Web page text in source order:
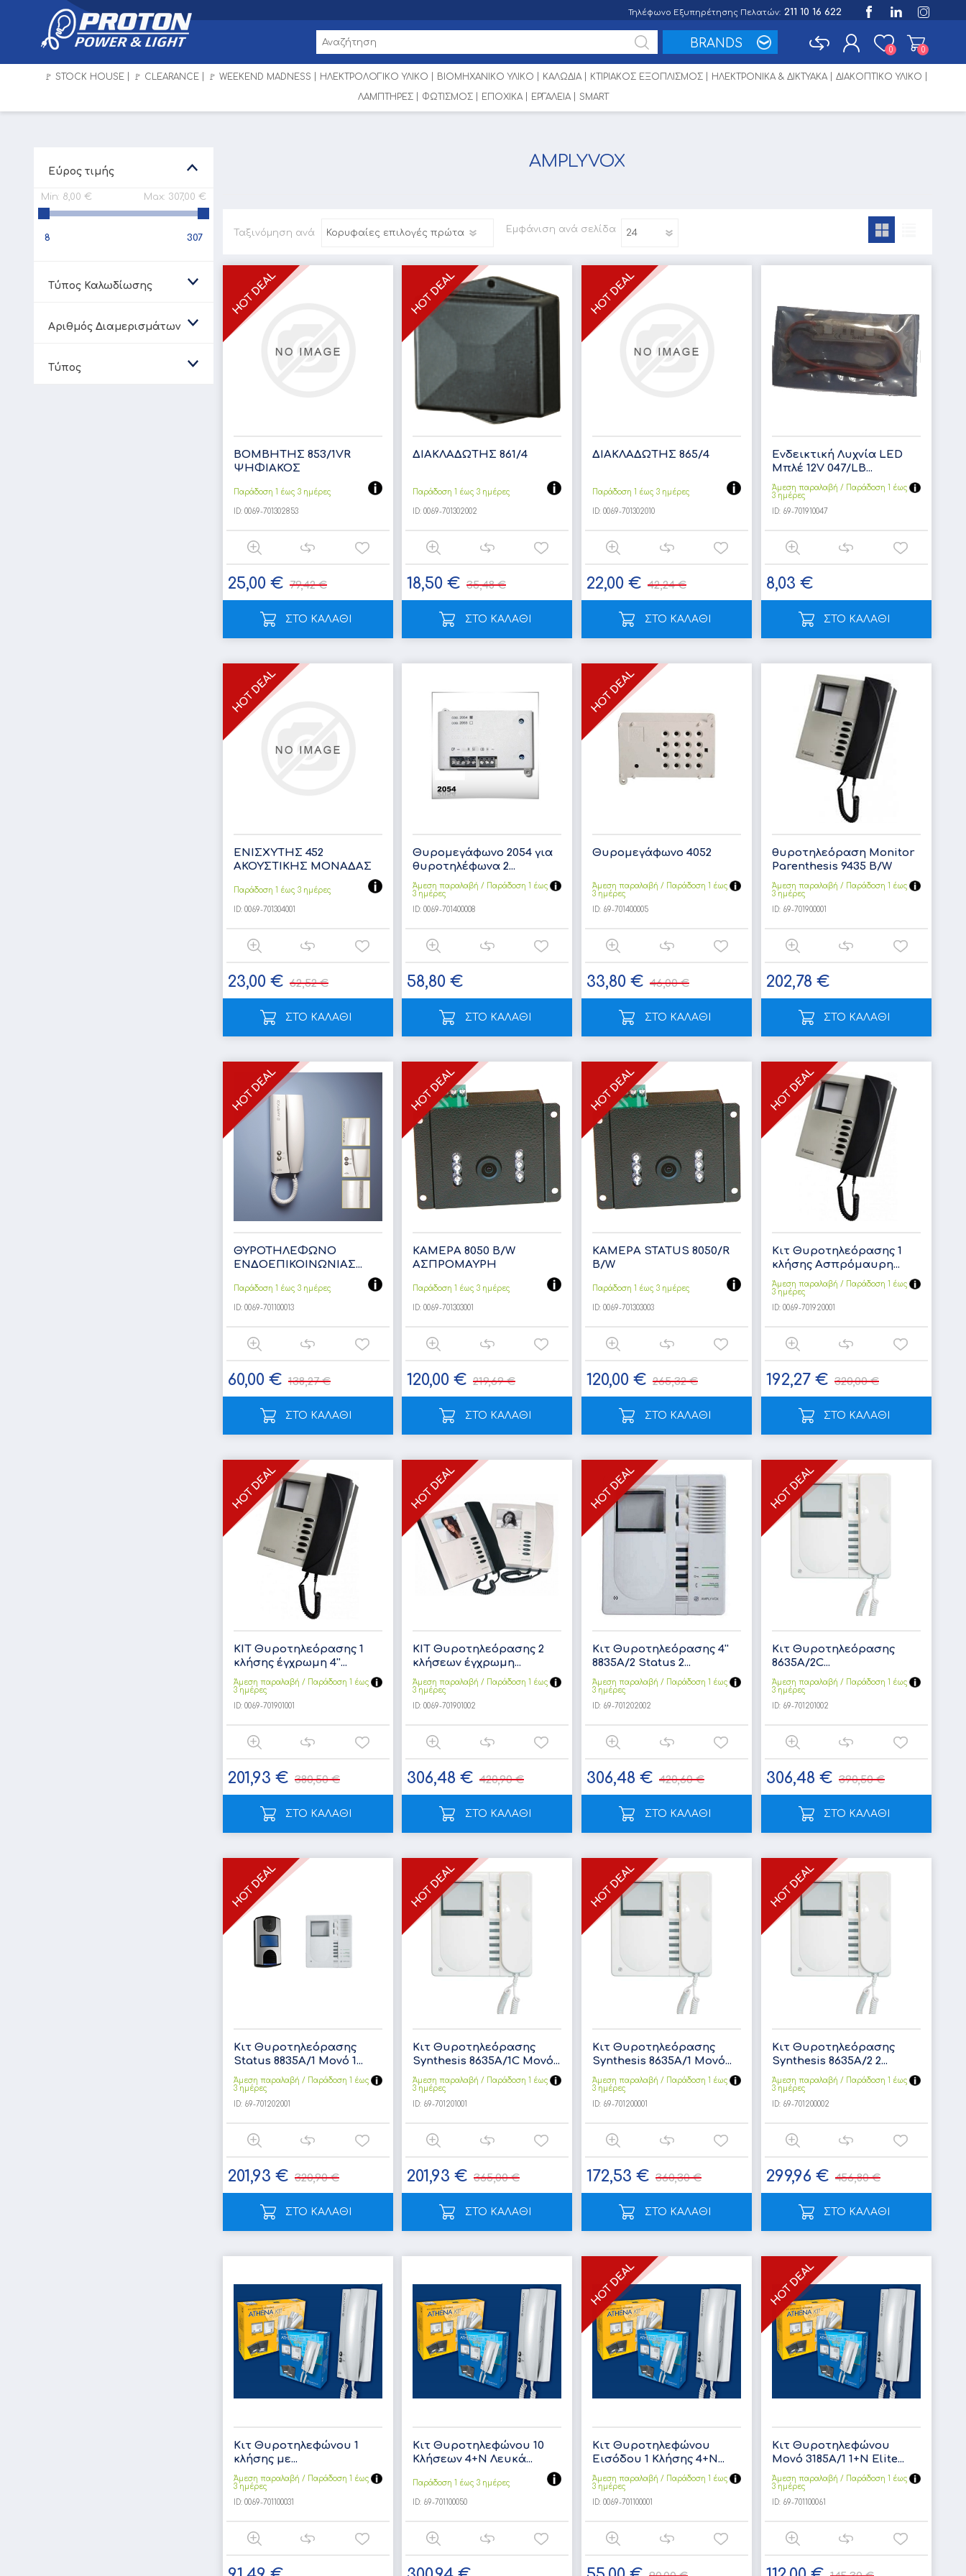
Τηλέφωνο Εξυπηρέτησης Πελατών: 211 10 16 622
BRANDS 0 0
🚩 STOCK HOUSE 🚩 CLEARANCE 🚩 WEEKEND MADNESS ΗΛΕΚΤΡΟΛΟΓΙΚΟ ΥΛΙΚΟ ΒΙΟΜΗΧΑΝΙΚΟ ΥΛΙΚΟ ΚΑΛΩΔΙΑ ΚΤΙΡΙΑΚΟΣ ΕΞΟΠΛΙΣΜΟΣ ΗΛΕΚΤΡΟΝΙΚΑ & ΔΙΚΤΥΑΚΑ
ΔΙΑΚΟΠΤΙΚΟ ΥΛΙΚΟ
ΛΑΜΠΤΗΡΕΣ
ΦΩΤΙΣΜΟΣ ΕΠΟΧΙΚΑ ΕΡΓΑΛΕΙΑ SMART
AMPLYVOX
Ταξινόμηση ανά Εμφάνιση ανά σελίδα
ΒΟΜΒΗΤΗΣ 853/1VR
ΨΗΦΙΑΚΟΣ
Παράδοση 1 έως 3 ημέρες
ID:0069-701302853
25,00 € 79,42 €
ΣΤΟ ΚΑΛΑΘΙ
ΔΙΑΚΛΑΔΩΤΗΣ 861/4
Παράδοση 1 έως 3 ημέρες
ID: 0069-701302002
18,50 € 35,48 €
ΣΤΟ ΚΑΛΑΘΙ
ΔΙΑΚΛΑΔΩΤΗΣ 865/4
Παράδοση 1 έως 3 ημέρες
ID: 0069-701302010
22,00 € 42,24 €
ΣΤΟ ΚΑΛΑΘΙ
Ενδεικτική Λυχνία LED
Μπλέ 12V 047/LB...
Άμεση παραλαβή / Παράδoση 1 έως
3 ημέρες
ID:69-701910047
8,03 €
ΣΤΟ ΚΑΛΑΘΙ
ΕΝΙΣΧΥΤΗΣ 452
ΑΚΟΥΣΤΙΚΗΣ ΜΟΝΑΔΑΣ
Παράδοση 1 έως 3 ημέρες
ID:0069-701304001
23,00 € 62,52 €
ΣΤΟ ΚΑΛΑΘΙ
Θυρομεγάφωνο 2054 για
θυροτηλέφωνα 2...
Άμεση παραλαβή / Παράδoση 1 έως
3 ημέρες
ID: 0069-701400008
58,80 €
ΣΤΟ ΚΑΛΑΘΙ
Θυρομεγάφωνο 4052
Άμεση παραλαβή / Παράδoση 1 έως
3 ημέρες
ID: 69-701400005
33,80 € 46,00 €
ΣΤΟ ΚΑΛΑΘΙ
θυροτηλεόραση Monitor
Parenthesis 9435 B/W
Άμεση παραλαβή / Παράδoση 1 έως
3 ημέρες
ID:69-701900001
202,78 €
ΣΤΟ ΚΑΛΑΘΙ
ΘΥΡΟΤΗΛΕΦΩΝΟ
ΕΝΔΟΕΠΙΚΟΙΝΩΝΙΑΣ...
Παράδοση 1 έως 3 ημέρες
ID:0069-701100013
60,00 € 138,27 €
ΣΤΟ ΚΑΛΑΘΙ
ΚΑΜΕΡΑ 8050 B/W
ΑΣΠΡΟΜΑΥΡΗ
Παράδοση 1 έως 3 ημέρες
ID: 0069-701303001
120,00 € 219,69 €
ΣΤΟ ΚΑΛΑΘΙ
ΚΑΜΕΡΑ STATUS 8050/R
B/W
Παράδοση 1 έως 3 ημέρες
ID: 0069-701303003
120,00 € 265,32 €
ΣΤΟ ΚΑΛΑΘΙ
Κιτ Θυροτηλεόρασης 1
κλήσης Ασπρόμαυρη...
Άμεση παραλαβή / Παράδoση 1 έως
3 ημέρες
ID:0069-701920001
192,27 € 320,00 €
ΣΤΟ ΚΑΛΑΘΙ
ΚΙΤ Θυροτηλεόρασης 1
κλήσης έγχρωμη 4''...
Άμεση παραλαβή / Παράδoση 1 έως
3 ημέρες
ID:0069-701901001
201,93 € 380,50 €
ΣΤΟ ΚΑΛΑΘΙ
ΚΙΤ Θυροτηλεόρασης 2
κλήσεων έγχρωμη...
Άμεση παραλαβή / Παράδoση 1 έως
3 ημέρες
ID: 0069-701901002
306,48 € 420,90 €
ΣΤΟ ΚΑΛΑΘΙ
Κιτ Θυροτηλεόρασης 4''
8835Α/2 Status 2...
Άμεση παραλαβή / Παράδoση 1 έως
3 ημέρες
ID: 69-701202002
306,48 € 420,60 €
ΣΤΟ ΚΑΛΑΘΙ
Κιτ Θυροτηλεόρασης
8635A/2C...
Άμεση παραλαβή / Παράδoση 1 έως
3 ημέρες
ID:69-701201002
306,48 € 390,50 €
ΣΤΟ ΚΑΛΑΘΙ
Κιτ Θυροτηλεόρασης
Status 8835Α/1 Μονό 1...
Άμεση παραλαβή / Παράδoση 1 έως
3 ημέρες
ID:69-701202001
201,93 € 320,90 €
ΣΤΟ ΚΑΛΑΘΙ
Κιτ Θυροτηλεόρασης
Synthesis 8635A/1C Μονό...
Άμεση παραλαβή / Παράδoση 1 έως
3 ημέρες
ID: 69-701201001
201,93 € 365,00 €
ΣΤΟ ΚΑΛΑΘΙ
Κιτ Θυροτηλεόρασης
Synthesis 8635Α/1 Μονό...
Άμεση παραλαβή / Παράδoση 1 έως
3 ημέρες
ID: 69-701200001
172,53 € 360,30 €
ΣΤΟ ΚΑΛΑΘΙ
Κιτ Θυροτηλεόρασης
Synthesis 8635Α/2 2...
Άμεση παραλαβή / Παράδoση 1 έως
3 ημέρες
ID:69-701200002
299,96 € 456,80 €
ΣΤΟ ΚΑΛΑΘΙ
Κιτ Θυροτηλεφώνου 1
κλήσης με...
Άμεση παραλαβή / Παράδoση 1 έως
3 ημέρες
ID:0069-701100031
Κιτ Θυροτηλεφώνου 10
Κλήσεων 4+Ν Λευκά...
Παράδοση 1 έως 3 ημέρες
ID: 69-701100050
Κιτ Θυροτηλεφώνου
Εισόδου 1 Κλήσης 4+Ν...
Άμεση παραλαβή / Παράδoση 1 έως
3 ημέρες
ID: 0069-701100001
Κιτ Θυροτηλεφώνου
Μονό 3185Α/1 1+Ν Elite...
Άμεση παραλαβή / Παράδoση 1 έως
3 ημέρες
ID:69-701100061
Εύρος τιμής
Min: 8,00 € Max: 307,00 €
8 307
Τύπος Καλωδίωσης
Αριθμός Διαμερισμάτων
Τύπος